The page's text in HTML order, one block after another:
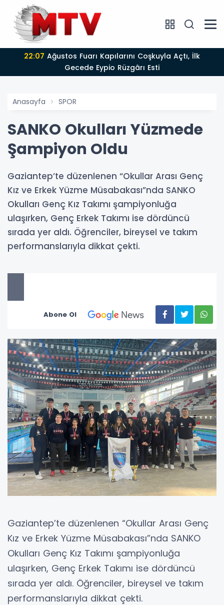
22:07
Gecede Eypio Rüzgârı Esti
Anasayfa SPOR
SANKO Okulları Yüzmede
Şampiyon Oldu
Gaziantep’te düzenlenen “Okullar Arası Genç
Kız ve Erkek Yüzme Müsabakası”nda SANKO
Okulları Genç Kız Takımı şampiyonluğa
ulaşırken, Genç Erkek Takımı ise dördüncü
sırada yer aldı. Öğrenciler, bireysel ve takım
performanslarıyla dikkat çekti.
Abone Ol
Gaziantep’te düzenlenen “Okullar Arası Genç
Kız ve Erkek Yüzme Müsabakası”nda SANKO
Okulları Genç Kız Takımı şampiyonluğa
ulaşırken, Genç Erkek Takımı ise dördüncü
sırada yer aldı. Öğrenciler, bireysel ve takım
performanslarıyla dikkat çekti.